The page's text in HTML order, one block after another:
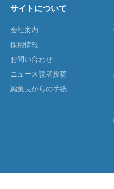
サイトについて
会社案内
採用情報
お問い合わせ
ニュース読者投稿
編集長からの手紙